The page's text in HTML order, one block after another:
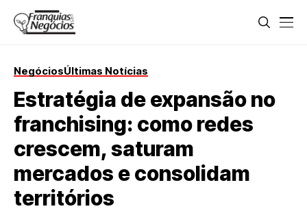
NegóciosÚltimas Notícias
Estratégia de expansão no
franchising: como redes
crescem, saturam
mercados e consolidam
territórios